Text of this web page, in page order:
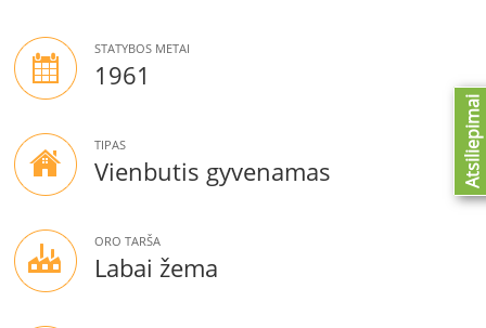
STATYBOS METAI
1961
TIPAS
Vienbutis gyvenamas
ORO TARŠA
Labai žema
Atsiliepimai